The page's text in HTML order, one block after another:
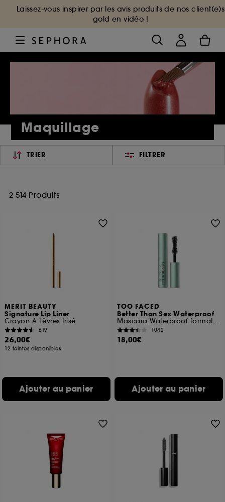
Laissez-vous inspirer par les avis produits de nos client(e)s
gold en vidéo !
Maquillage
TRIER FILTRER
2 514 Produits
MERIT BEAUTY
Signature Lip Liner
Crayon À Lèvres Irisé
619
26,00€
12 teintes disponibles
Ajouter au panier
TOO FACED
Better Than Sex Waterproof
Mascara Waterproof format voyage
1042
18,00€
Ajouter au panier